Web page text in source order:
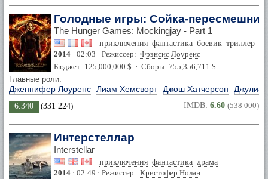
Голодные игры: Сойка-
The Hunger Games: Mockingjay - Part 1
приключения фантастика боевик триллер
2014 · 02:03 · Режиссер: Фрэнсис Лоуренс
Бюджет: 125,000,000 $ · Сборы: 755,356,711 $
Главные роли:
Дженнифер Лоуренс Лиам Хемсворт Джош Хатчерсон
6.340 (331 224) IMDB: 6.60 (538 000)
Интерстеллар
Interstellar
приключения фантастика драма
2014 · 02:49 · Режиссер: Кристофер Нолан